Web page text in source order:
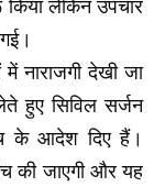
लेकिन उपचार
नाराजगी देखी जा
हुए सिविल सर्जन
के आदेश दिए हैं।
की जाएगी और यह